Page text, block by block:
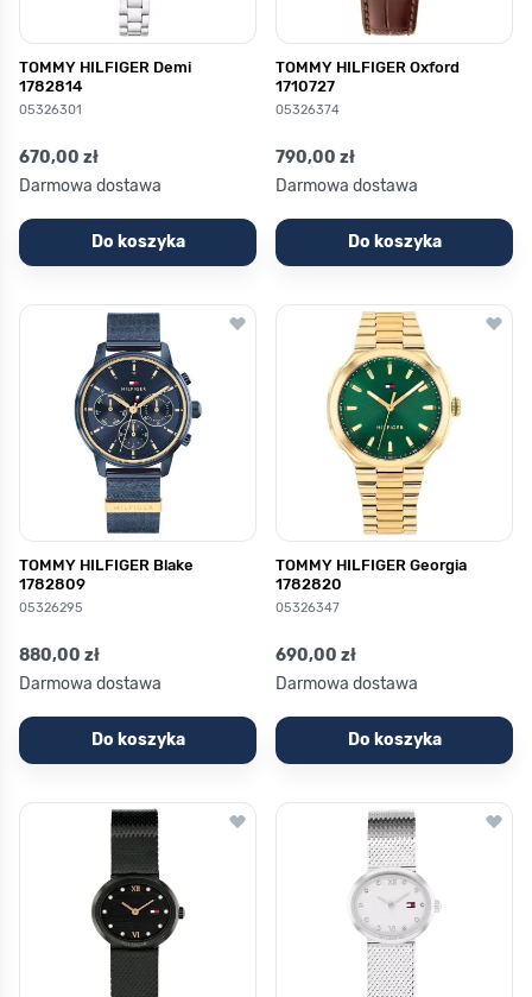
TOMMY HILFIGER Demi
1782814
05326301
670,00 zł
Darmowa dostawa
Do koszyka
TOMMY HILFIGER Oxford
1710727
05326374
790,00 zł
Darmowa dostawa
Do koszyka
TOMMY HILFIGER Blake
1782809
05326295
880,00 zł
Darmowa dostawa
Do koszyka
TOMMY HILFIGER Georgia
1782820
05326347
690,00 zł
Darmowa dostawa
Do koszyka